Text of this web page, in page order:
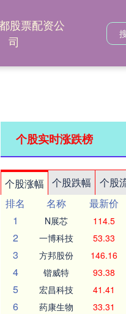
股票配资公
司
个股实时涨跌榜
个股涨幅 个股跌幅 个股
排名
名称 最新价
1
N展芯 114.5
2 一博科技 53.33
3 方邦股份 146.16
4 锴威特 93.38
5 宏昌科技 41.41
6 药康生物 33.31